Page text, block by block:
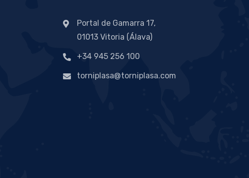
Portal de Gamarra 17,
01013 Vitoria (Álava)
+34 945 256 100
torniplasa@torniplasa.com